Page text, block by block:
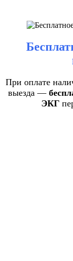
При оплате
выезда —
ЭКГ